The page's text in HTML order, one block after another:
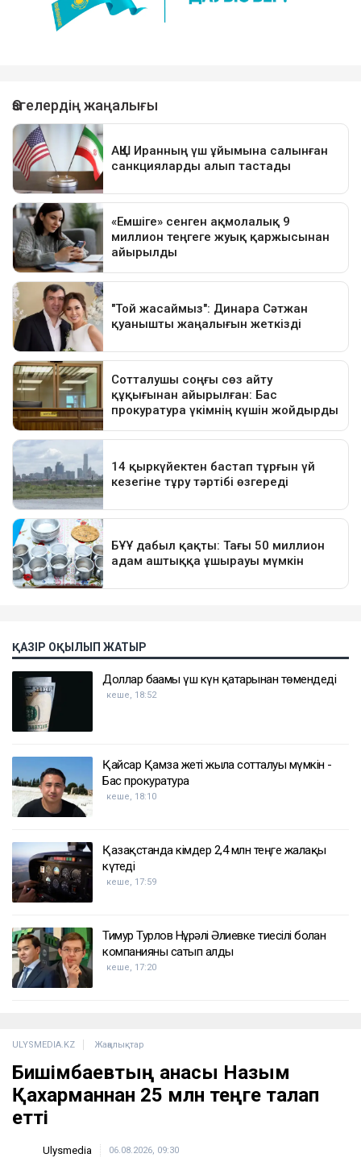
ҚАЗІР ОҚЫЛЫП ЖАТЫР
Доллар бағамы үш күн қатарынан төмендеді
кеше, 18:52
Қайсар Қамза жеті жылға сотталуы мүмкін -
Бас прокуратура
кеше, 18:10
Қазақстанда кімдер 2,4 млн теңге жалақы
күтеді
кеше, 17:59
Тимур Турлов Нұрәлі Әлиевке тиесілі болған
компанияны сатып алды
кеше, 17:20
ULYSMEDIA.KZ Жаңалықтар
Бишімбаевтың анасы Назым
Қахарманнан 25 млн теңге талап
етті
Ulysmedia 06.08.2026, 09:30